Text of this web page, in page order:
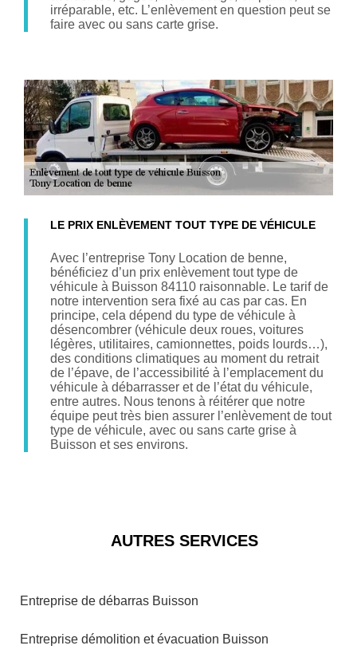
irréparable, etc. L’enlèvement en question peut se
faire avec ou sans carte grise.
LE PRIX ENLÈVEMENT TOUT TYPE DE VÉHICULE
Avec l’entreprise Tony Location de benne,
bénéficiez d’un prix enlèvement tout type de
véhicule à Buisson 84110 raisonnable. Le tarif de
notre intervention sera fixé au cas par cas. En
principe, cela dépend du type de véhicule à
désencombrer (véhicule deux roues, voitures
légères, utilitaires, camionnettes, poids lourds…),
des conditions climatiques au moment du retrait
de l’épave, de l’accessibilité à l’emplacement du
véhicule à débarrasser et de l’état du véhicule,
entre autres. Nous tenons à réitérer que notre
équipe peut très bien assurer l’enlèvement de tout
type de véhicule, avec ou sans carte grise à
Buisson et ses environs.
AUTRES SERVICES
Entreprise de débarras Buisson
Entreprise démolition et évacuation Buisson